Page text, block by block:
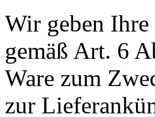
Wir geben
gemäß Art. 6
Ware zum
zur